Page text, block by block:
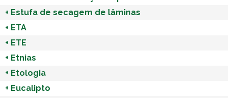
+ Estufa de secagem de lâminas
+ ETA
+ ETE
+ Etnias
+ Etologia
+ Eucalipto